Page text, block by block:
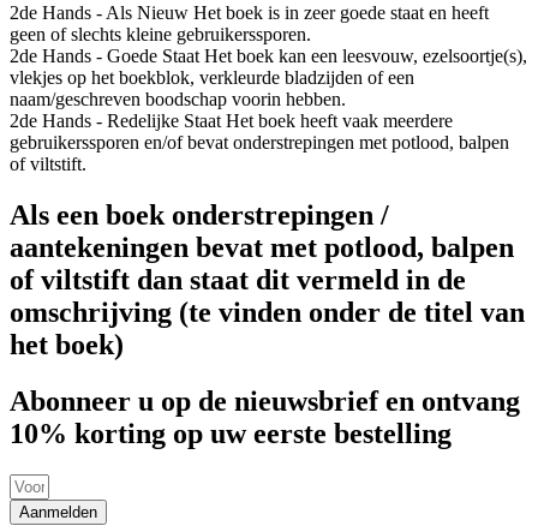
2de Hands - Als Nieuw Het boek is in zeer goede staat en heeft
geen of slechts kleine gebruikerssporen.
2de Hands - Goede Staat Het boek kan een leesvouw, ezelsoortje(s),
vlekjes op het boekblok, verkleurde bladzijden of een
naam/geschreven boodschap voorin hebben.
2de Hands - Redelijke Staat Het boek heeft vaak meerdere
gebruikerssporen en/of bevat onderstrepingen met potlood, balpen
of viltstift.
Als een boek onderstrepingen /
aantekeningen bevat met potlood, balpen
of viltstift dan staat dit vermeld in de
omschrijving (te vinden onder de titel van
het boek)
Abonneer u op de nieuwsbrief en ontvang
10% korting op uw eerste bestelling
Aanmelden